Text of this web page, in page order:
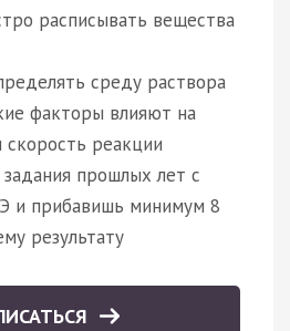
расписывать вещества
среду раствора
факторы влияют на
скорость реакции
прошлых лет с
и прибавишь минимум 8
результату